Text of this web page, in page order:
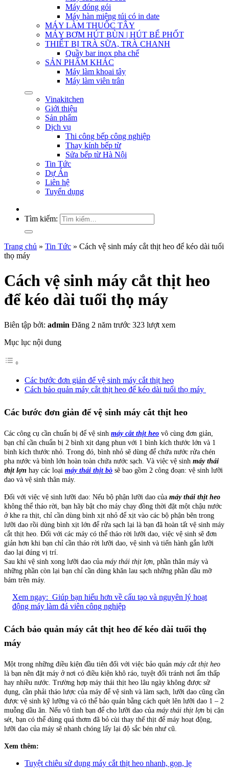
Máy đóng gói
Máy hàn miệng túi có in date
MÁY LÀM THUỐC TÂY
MÁY BƠM HÚT BÙN | HÚT BỂ PHỐT
THIẾT BỊ TRÀ SỮA, TRÀ CHANH
Quầy bar inox pha chế
SẢN PHẨM KHÁC
Máy làm khoai tây
Máy làm viên trân
Vinakitchen
Giới thiệu
Sản phẩm
Dịch vụ
Thi công bếp công nghiệp
Thay kính bếp từ
Sửa bếp từ Hà Nội
Tin Tức
Dự Án
Liên hệ
Tuyển dụng
Tìm kiếm:
Trang chủ » Tin Tức » Cách vệ sinh máy cắt thịt heo để kéo dài tuổi
thọ máy
Cách vệ sinh máy cắt thịt heo
để kéo dài tuổi thọ máy
Biên tập bởi: admin Đăng 2 năm trước 323 lượt xem
Mục lục nội dung
Các bước đơn giản để vệ sinh máy cắt thịt heo
Cách bảo quản máy cắt thịt heo để kéo dài tuổi thọ máy
Các bước đơn giản để vệ sinh máy cắt thịt heo
Các công cụ cần chuẩn bị để vệ sinh máy cắt thịt heo vô cùng đơn giản,
bạn chỉ cần chuẩn bị 2 bình xịt dạng phun với 1 bình kích thước lớn và 1
bình kích thước nhỏ. Trong đó, bình nhỏ sẽ dùng để chứa nước rửa chén
pha nước và bình lớn hoàn toàn chứa nước sạch. Và việc vệ sinh máy thái
thịt lợn hay các loại máy thái thịt bò sẽ bao gồm 2 công đoạn: vệ sinh lưỡi
dao và vệ sinh thân máy.
Đối với việc vệ sinh lưỡi dao: Nếu bộ phận lưỡi dao của máy thái thịt heo
không thể tháo rời, bạn hãy bật cho máy chạy đồng thời đặt một chậu nước
ở khe ra thịt, chỉ cần dùng bình xịt nhỏ để xịt vào các bộ phận bên trong
lưỡi dao rồi dùng bình xịt lớn để rửa sạch lại là bạn đã hoàn tất vệ sinh máy
cắt thịt heo. Đối với các máy có thể tháo rời lưỡi dao, việc vệ sinh sẽ đơn
giản hơn khi bạn chỉ cần tháo rời lưỡi dao, vệ sinh và tiến hành gắn lưỡi
dao lại đúng vị trí.
Sau khi vệ sinh xong lưỡi dao của máy thái thịt lợn , phần thân máy và
những phần còn lại bạn chỉ cần dùng khăn lau sạch những phần dầu mỡ
bám trên máy.
Xem ngay: Giúp bạn hiểu hơn về cấu tạo và nguyên lý hoạt
động máy làm đá viên công nghiệp
Cách bảo quản máy cắt thịt heo để kéo dài tuổi thọ
máy
Một trong những điều kiện đầu tiên đối với việc bảo quản máy cắt thịt heo
là bạn nên đặt máy ở nơi có điều kiện khô ráo, tuyệt đối tránh nơi ẩm thấp
hay nhiều nước. Trường hợp máy thái thịt heo lâu ngày không được sử
dụng, cần phải tháo lược của máy để vệ sinh và làm sạch, lưỡi dao cũng cần
được vệ sinh kỹ lưỡng và có thể bảo quản bằng cách quét lên lưỡi dao 1 – 2
muỗng dầu ăn. Nếu vô tình bạn để cho lưỡi dao của máy thái thịt lợn bị cặn
sét, bạn có thể dùng quả thơm đã bỏ cùi thay thế thịt để máy hoạt động,
lưỡi dao của máy sẽ nhanh chóng lấy lại độ sắc bén như cũ.
Xem thêm:
Tuyệt chiêu sử dụng máy cắt thịt heo nhanh, gọn, lẹ